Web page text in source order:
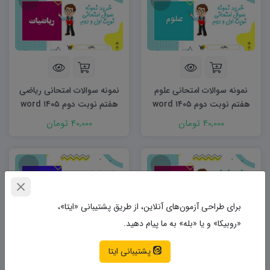
نمونه سوالات امتحانی علوم
هفتم نوبت دوم ۱۴۰۵ word
40,000 تومان
نمونه سوالات امتحانی ریاضی
هفتم نوبت دوم ۱۴۰۵ word
40,000 تومان
نمونه سوالات امتحانی ریاضی
نمونه سوالات امتحانی مطالعات
برای طراحی آزمون‌های آنلاین، از طریق پشتیبانی «ایتا»،
«روبیکا» و یا «بله» به ما پیام دهید.
پشتیبانی ایتا